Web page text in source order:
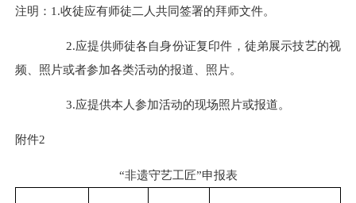
注明： 1.收徒应有师徒二人共同签署的拜师文件。
2.应提供师徒各自身份证复印件，徒弟展示技艺的视
频、照片或者参加各类活动的报道、照片。
3.应提供本人参加活动的现场照片或报道。
附件2
“非遗守艺工匠”申报表